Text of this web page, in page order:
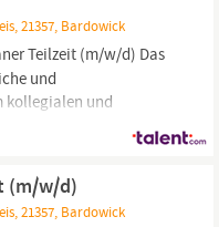
21357, Bardowick
Teilzeit (m/w/d) Das
und
kollegialen und
besondere Anlässe
Interessante
Attraktive
(m/w/d)
21357, Bardowick